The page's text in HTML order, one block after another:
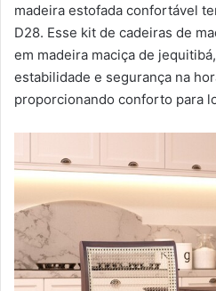
madeira estofada confortável
D28. Esse kit de cadeiras de
em madeira maciça de
estabilidade e segurança na
proporcionando conforto para